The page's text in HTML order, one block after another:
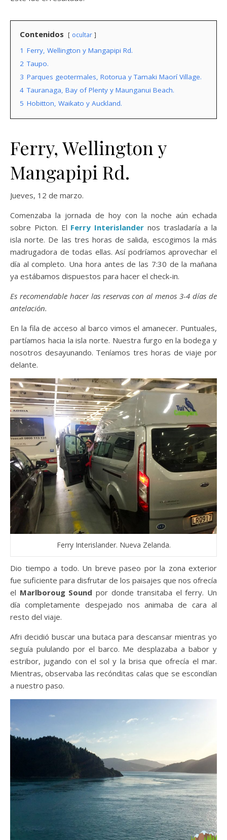
Contenidos ocultar
1 Ferry, Wellington y Mangapipi Rd.
2 Taupo.
3 Parques geotermales, Rotorua y Tamaki Maorí Village.
4 Tauranaga, Bay of Plenty y Maunganui Beach.
5 Hobitton, Waikato y Auckland.
Ferry, Wellington y
Mangapipi Rd.
Jueves, 12 de marzo.
Comenzaba la jornada de hoy con la noche aún echada
sobre Picton. El Ferry Interislander nos trasladaría a la
isla norte. De las tres horas de salida, escogimos la más
madrugadora de todas ellas. Así podríamos aprovechar el
día al completo. Una hora antes de las 7:30 de la mañana
ya estábamos dispuestos para hacer el check-in.
Es recomendable hacer las reservas con al menos 3-4 días de
antelación.
En la fila de acceso al barco vimos el amanecer. Puntuales,
partíamos hacia la isla norte. Nuestra furgo en la bodega y
nosotros desayunando. Teníamos tres horas de viaje por
delante.
Ferry Interislander. Nueva Zelanda.
Dio tiempo a todo. Un breve paseo por la zona exterior
fue suficiente para disfrutar de los paisajes que nos ofrecía
el Marlboroug Sound por donde transitaba el ferry. Un
día completamente despejado nos animaba de cara al
resto del viaje.
Afri decidió buscar una butaca para descansar mientras yo
seguía pululando por el barco. Me desplazaba a babor y
estribor, jugando con el sol y la brisa que ofrecía el mar.
Mientras, observaba las recónditas calas que se escondían
a nuestro paso.